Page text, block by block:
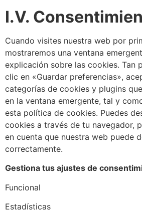
I.V.
Cuando visites nuestra web por
mostraremos una ventana
explicación sobre las cookies. Tan
clic en «Guardar preferencias»,
categorías de cookies y plugins
en la ventana emergente, tal y
esta política de cookies. Puedes
cookies a través de tu navegador,
en cuenta que nuestra web puede
correctamente.
Gestiona tus ajustes de
Funcional
Estadísticas